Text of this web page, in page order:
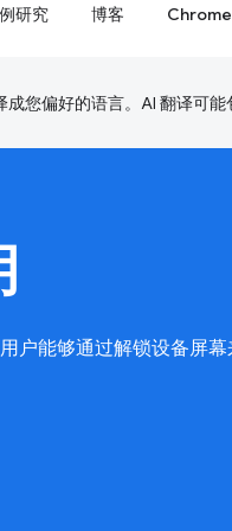
研究 博客
您偏好的语言。AI 翻译可能
户能够通过解锁设备屏幕